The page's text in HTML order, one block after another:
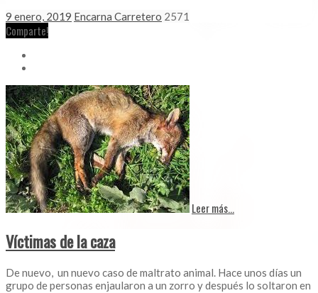
9 enero, 2019 Encarna Carretero 2571
Comparte!
Leer más...
Víctimas de la caza
De nuevo, un nuevo caso de maltrato animal. Hace unos días un
grupo de personas enjaularon a un zorro y después lo soltaron en